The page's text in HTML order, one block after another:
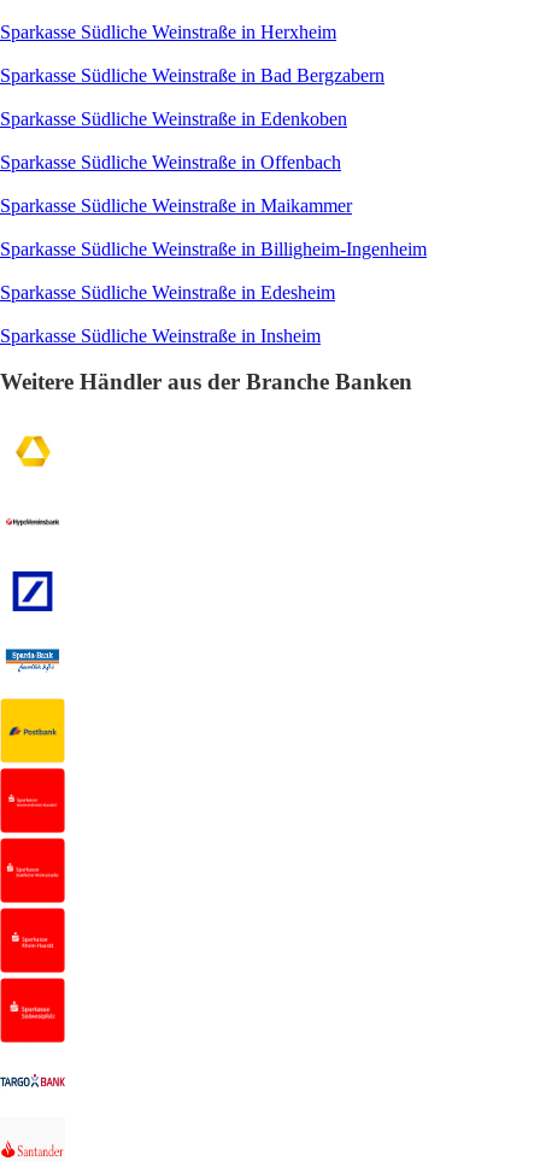
Sparkasse Südliche Weinstraße in Herxheim
Sparkasse Südliche Weinstraße in Bad Bergzabern
Sparkasse Südliche Weinstraße in Edenkoben
Sparkasse Südliche Weinstraße in Offenbach
Sparkasse Südliche Weinstraße in Maikammer
Sparkasse Südliche Weinstraße in Billigheim-Ingenheim
Sparkasse Südliche Weinstraße in Edesheim
Sparkasse Südliche Weinstraße in Insheim
Weitere Händler aus der Branche Banken